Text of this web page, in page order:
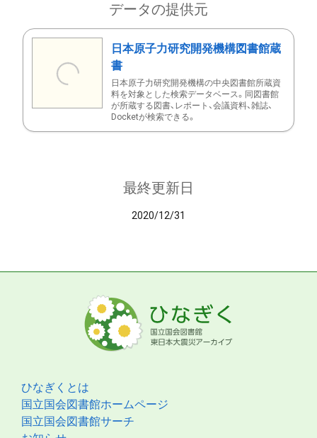
データの提供元
日本原子力研究開発機構図書館蔵
書
日本原子力研究開発機構の中央図書館所蔵資
料を対象とした検索データベース。同図書館
が所蔵する図書、レポート、会議資料、雑誌、
Docketが検索できる。
最終更新日
2020/12/31
ひなぎくとは
国立国会図書館ホームページ
国立国会図書館サーチ